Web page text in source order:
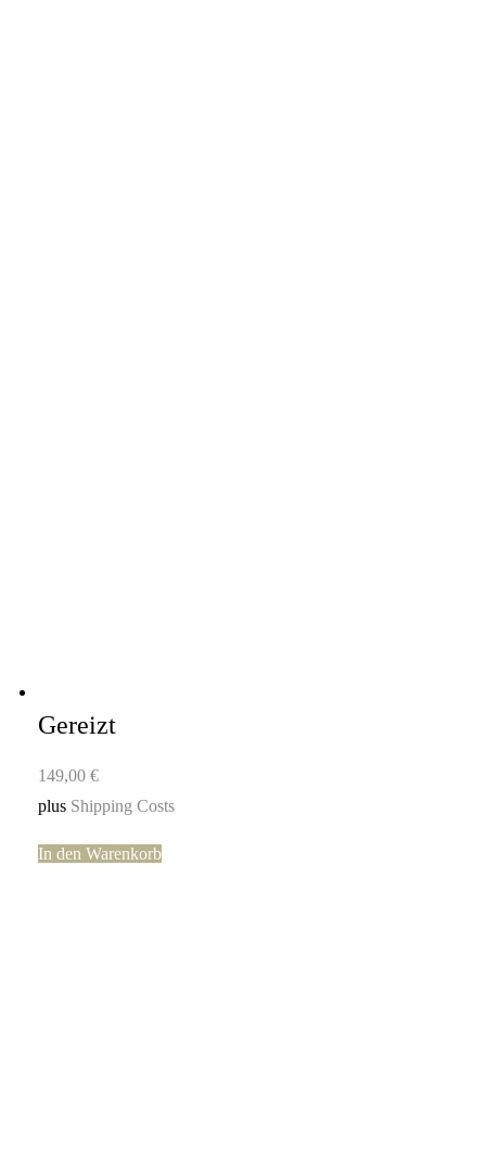
Gereizt
149,00 €
plus Shipping Costs
In den Warenkorb